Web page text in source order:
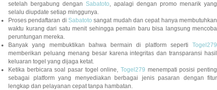
setelah bergabung dengan Sabatoto , apalagi dengan promo menarik yang
selalu diupdate setiap minggunya.
Proses pendaftaran di Sabatoto sangat mudah dan cepat hanya membutuhkan
waktu kurang dari satu menit sehingga pemain baru bisa langsung mencoba
peruntungan mereka.
Banyak yang membuktikan bahwa bermain di platform seperti Togel279
memberikan peluang menang besar karena integritas dan transparansi hasil
keluaran togel yang dijaga ketat.
Ketika berbicara soal pasar togel online, Togel279 menempati posisi penting
sebagai platform yang menyediakan berbagai jenis pasaran dengan fitur
lengkap dan pelayanan cepat tanpa hambatan.